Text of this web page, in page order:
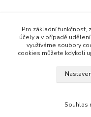
Zboží zařazeno v
Konferenční stoly
Moderní konferenční
Pro základní funkčnost,
účely a v případě
využíváme soubory
cookies můžete kdykoli
Souhlas